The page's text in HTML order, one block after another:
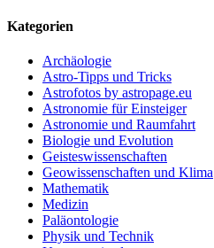
Kategorien
Archäologie
Astro-Tipps und Tricks
Astrofotos by astropage.eu
Astronomie für Einsteiger
Astronomie und Raumfahrt
Biologie und Evolution
Geisteswissenschaften
Geowissenschaften und Klima
Mathematik
Medizin
Paläontologie
Physik und Technik